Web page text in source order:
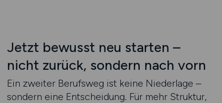
Jetzt bewusst neu starten –
nicht zurück, sondern nach vorn
Ein zweiter Berufsweg ist keine Niederlage –
sondern eine Entscheidung. Für mehr Struktur,